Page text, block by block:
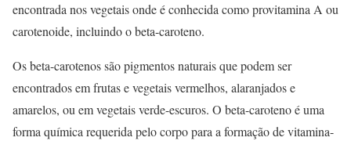
encontrada nos vegetais onde é conhecida como provitamina A ou
carotenoide, incluindo o beta-caroteno.
Os beta-carotenos são pigmentos naturais que podem ser
encontrados em frutas e vegetais vermelhos, alaranjados e
amarelos, ou em vegetais verde-escuros. O beta-caroteno é uma
forma química requerida pelo corpo para a formação de vitamina-